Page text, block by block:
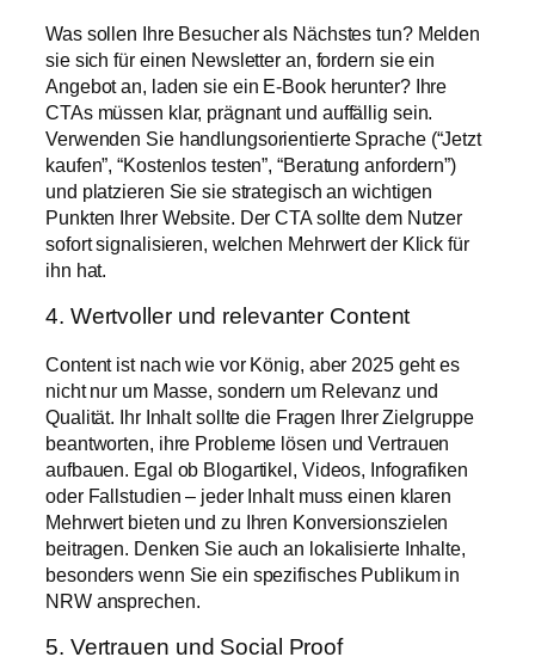
Was sollen Ihre Besucher als Nächstes tun? Melden
sie sich für einen Newsletter an, fordern sie ein
Angebot an, laden sie ein E-Book herunter? Ihre
CTAs müssen klar, prägnant und auffällig sein.
Verwenden Sie handlungsorientierte Sprache (“Jetzt
kaufen”, “Kostenlos testen”, “Beratung anfordern”)
und platzieren Sie sie strategisch an wichtigen
Punkten Ihrer Website. Der CTA sollte dem Nutzer
sofort signalisieren, welchen Mehrwert der Klick für
ihn hat.
4. Wertvoller und relevanter Content
Content ist nach wie vor König, aber 2025 geht es
nicht nur um Masse, sondern um Relevanz und
Qualität. Ihr Inhalt sollte die Fragen Ihrer Zielgruppe
beantworten, ihre Probleme lösen und Vertrauen
aufbauen. Egal ob Blogartikel, Videos, Infografiken
oder Fallstudien – jeder Inhalt muss einen klaren
Mehrwert bieten und zu Ihren Konversionszielen
beitragen. Denken Sie auch an lokalisierte Inhalte,
besonders wenn Sie ein spezifisches Publikum in
NRW ansprechen.
5. Vertrauen und Social Proof